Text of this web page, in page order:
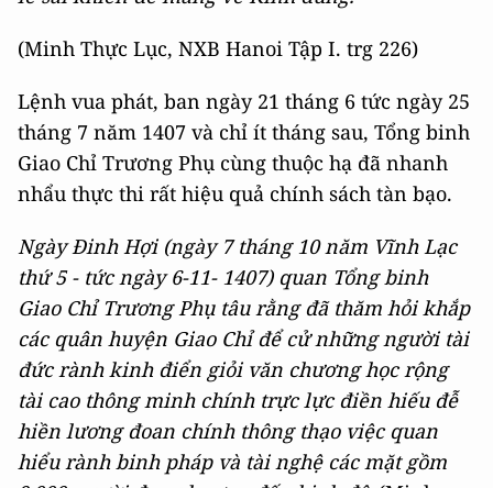
(Minh Thực Lục, NXB Hanoi Tập I. trg 226)
Lệnh vua phát, ban ngày 21 tháng 6 tức ngày 25
tháng 7 năm 1407 và chỉ ít tháng sau, Tổng binh
Giao Chỉ Trương Phụ cùng thuộc hạ đã nhanh
nhẩu thực thi rất hiệu quả chính sách tàn bạo.
Ngày Đinh Hợi (ngày 7 tháng 10 năm Vĩnh Lạc
thứ 5 - tức ngày 6-11- 1407) quan Tổng binh
Giao Chỉ Trương Phụ tâu rằng đã thăm hỏi khắp
các quân huyện Giao Chỉ để cử những người tài
đức rành kinh điển giỏi văn chương học rộng
tài cao thông minh chính trực lực điền hiếu đễ
hiền lương đoan chính thông thạo việc quan
hiểu rành binh pháp và tài nghệ các mặt gồm